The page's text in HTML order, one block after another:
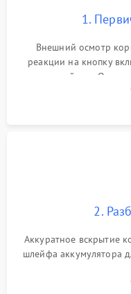
1.
Внешний осмотр
реакции на кнопку
устройства.
лабораторного блока
2.
Аккуратное вскрытие
шлейфа аккумулятора
высохшей